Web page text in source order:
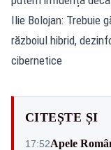
Ilie Bolojan: Trebuie
războiul hibrid,
cibernetice
CITEȘTE ȘI
17:52Apele